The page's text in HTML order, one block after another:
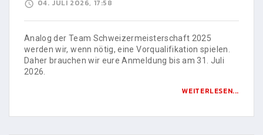
04. JULI 2026, 17:58
Analog der Team Schweizermeisterschaft 2025
werden wir, wenn nötig, eine Vorqualifikation spielen.
Daher brauchen wir eure Anmeldung bis am 31. Juli
2026.
WEITERLESEN...